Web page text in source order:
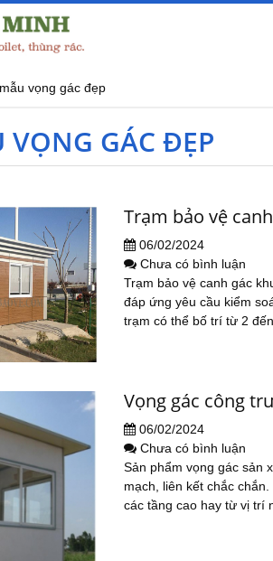
vọng gác đẹp
VỌNG GÁC ĐẸP
Trạm bảo vệ
06/02/2024
Chưa có bình luận
Trạm bảo vệ canh gác
đáp ứng yêu cầu kiểm
trạm có thể bố trí từ 2 đến
Vọng gác công
06/02/2024
Chưa có bình luận
Sản phẩm vọng gác sản
mạch, liên kết chắc
các tầng cao hay từ vị trí